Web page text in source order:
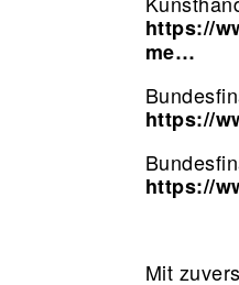
https://
me…
https://
https://
Mit